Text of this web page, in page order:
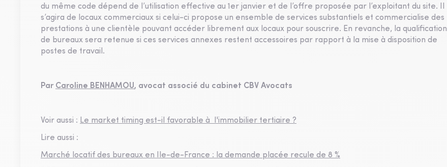
du même code dépend de l’utilisation effective au 1er janvier et de l’offre proposée par l’exploitant du site. Il
s’agira de locaux commerciaux si celui-ci propose un ensemble de services substantiels et commercialise des
prestations à une clientèle pouvant accéder librement aux locaux pour souscrire. En revanche, la qualification
de bureaux sera retenue si ces services annexes restent accessoires par rapport à la mise à disposition de
postes de travail.
Par Caroline BENHAMOU, avocat associé du cabinet CBV Avocats
Voir aussi : Le market timing est-il favorable à l'immobilier tertiaire ?
Lire aussi :
Marché locatif des bureaux en Ile-de-France : la demande placée recule de 8 %